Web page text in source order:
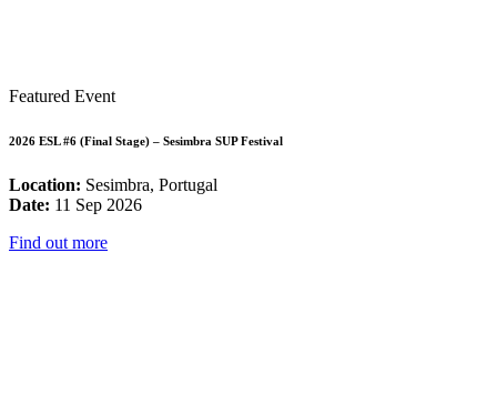
Featured Event
2026 ESL #6 (Final Stage) – Sesimbra SUP Festival
Location: Sesimbra, Portugal
Date: 11 Sep 2026
Find out more